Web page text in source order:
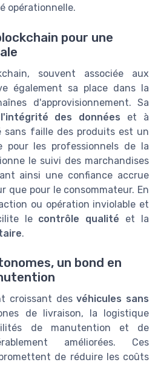
opérationnelle.
pour une
souvent associée aux
également sa place dans la
d'approvisionnement. Sa
des données et à
sans faille des produits est un
pour les professionnels de la
le suivi des marchandises
ainsi une confiance accrue
que pour le consommateur. En
ou opération inviolable et
le contrôle qualité et la
.
un bond en
croissant desvéhicules sans
de livraison, la logistique
de manutention et de
améliorées. Ces
de réduire les coûts